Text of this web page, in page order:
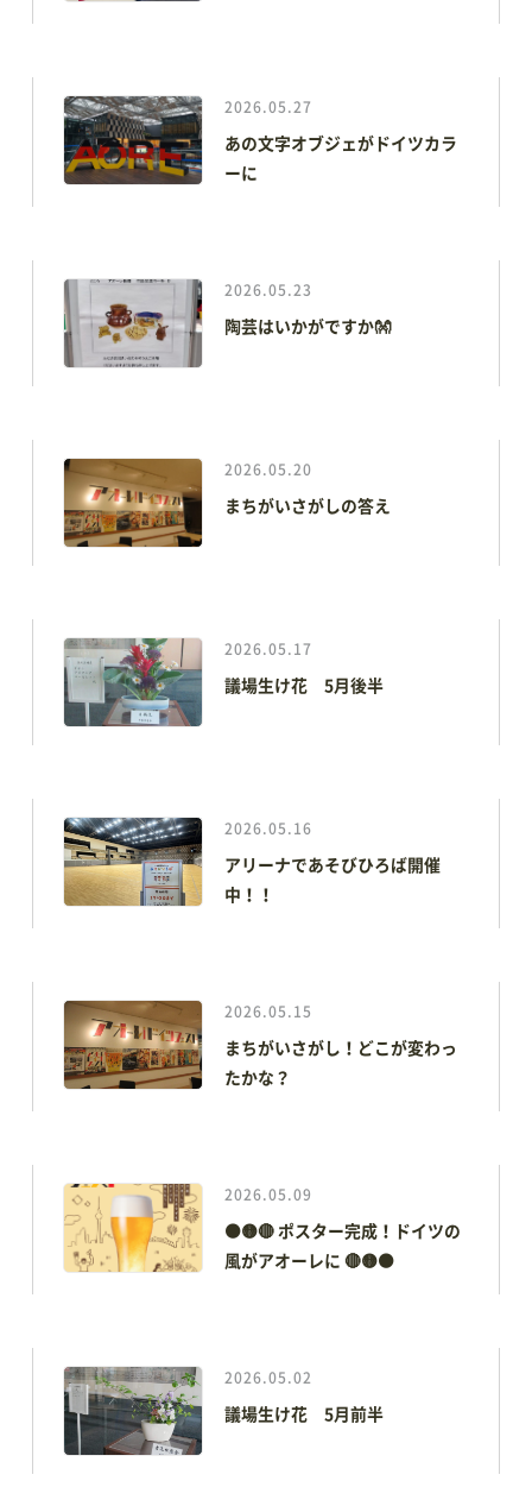
2026.05.27
あの文字オブジェがドイツカラ
ーに
2026.05.23
陶芸はいかがですか👐
2026.05.20
まちがいさがしの答え
2026.05.17
議場生け花 5月後半
2026.05.16
アリーナであそびひろば開催
中！！
2026.05.15
まちがいさがし！どこが変わっ
たかな？
2026.05.09
⚫🟡🔴 ポスター完成！ドイツの
風がアオーレに 🔴🟡⚫
2026.05.02
議場生け花 5月前半
アオーレって？
アオーレ長岡って？
イベント情報
買い物・グルメ 地域情報・相談
体験・教室 講演会・式典
すべてのお知らせ 重要なお知らせ
お知らせ イベント
電子ブック
ご意見・お問い合わせ
予約方法・利用案内
予約・施設利用などの方法を確認することができます